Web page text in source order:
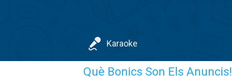
Karaoke
Què Bonics Son Els Anuncis!